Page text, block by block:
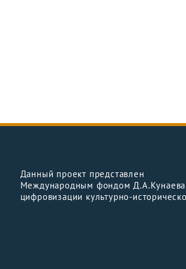
Данный проект представлен
Международным фондом
цифровизации культурно-